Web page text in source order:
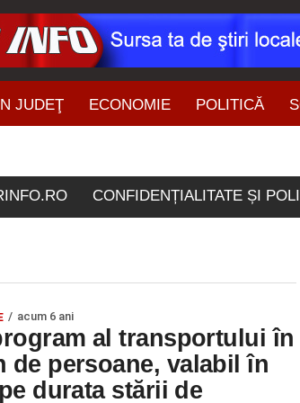
JUDEŢ ECONOMIE POLITICĂ
CONFIDENȚIALITATE ȘI
etichetate
acum 6 ani
al transportului în
de persoane, valabil în
durata stării de